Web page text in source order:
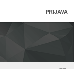
PRIJAVA